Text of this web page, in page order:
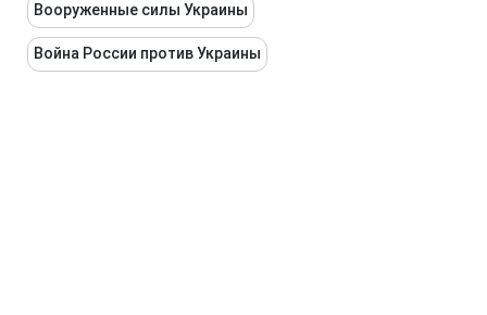
Вооруженные силы Украины
Война России против Украины